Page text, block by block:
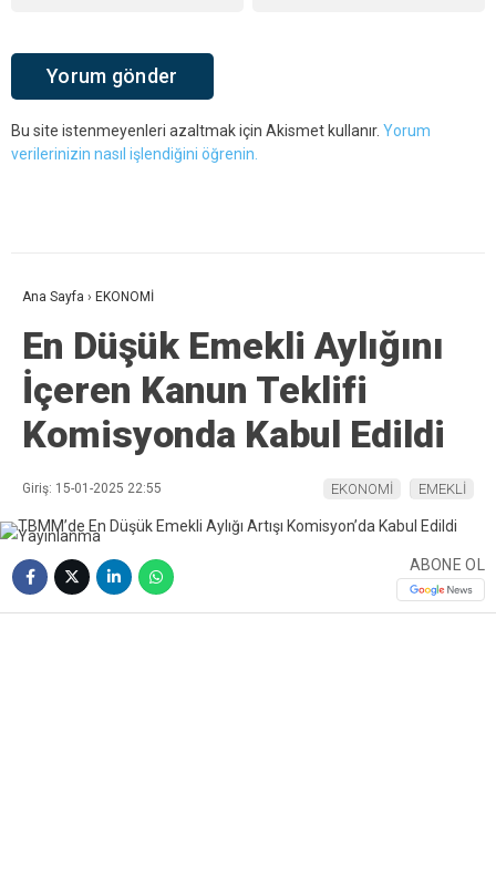
Bu site istenmeyenleri azaltmak için Akismet kullanır. Yorum
verilerinizin nasıl işlendiğini öğrenin.
Ana Sayfa › EKONOMİ
En Düşük Emekli Aylığını
İçeren Kanun Teklifi
Komisyonda Kabul Edildi
Giriş: 15-01-2025 22:55 EKONOMİ EMEKLİ
ABONE OL